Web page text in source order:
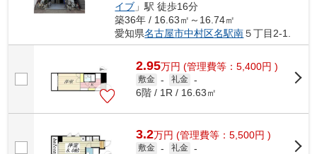
イブ 」駅 徒歩16分
築36年 / 16.63㎡～16.74㎡
愛知県名古屋市中村区名駅南５丁目2-1.
2.95万円 (管理費等：5,400円 )
敷金 - 礼金 -
6階 / 1R / 16.63㎡
3.2万円 (管理費等：5,500円 )
敷金 - 礼金 -